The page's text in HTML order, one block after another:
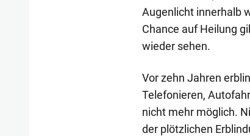
Augenlicht innerhalb
Chance auf Heilung
wieder sehen.
Vor zehn Jahren
Telefonieren,
nicht mehr möglich.
der plötzlichen